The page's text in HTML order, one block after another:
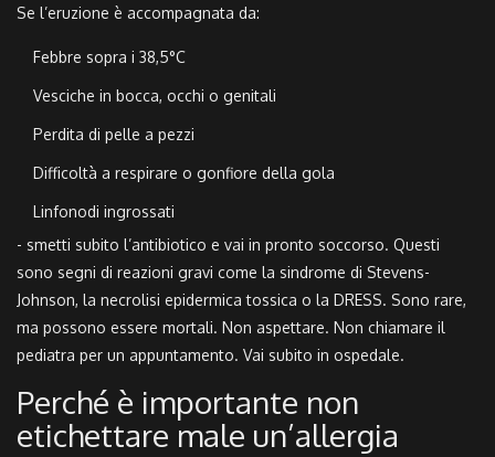
Se l’eruzione è accompagnata da:
Febbre sopra i 38,5°C
Vesciche in bocca, occhi o genitali
Perdita di pelle a pezzi
Difficoltà a respirare o gonfiore della gola
Linfonodi ingrossati
- smetti subito l’antibiotico e vai in pronto soccorso. Questi
sono segni di reazioni gravi come la sindrome di Stevens-
Johnson, la necrolisi epidermica tossica o la DRESS. Sono rare,
ma possono essere mortali. Non aspettare. Non chiamare il
pediatra per un appuntamento. Vai subito in ospedale.
Perché è importante non
etichettare male un’allergia